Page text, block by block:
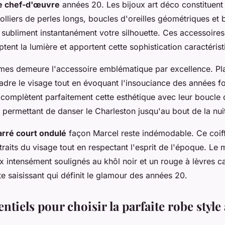
chef-d'œuvre années 20. Les bijoux art déco
de perles longs, boucles d'oreilles géométriques et
instantanément votre silhouette. Ces
la lumière et apportent cette sophistication
demeure l'accessoire emblématique par excellence.
le visage tout en évoquant l'insouciance des années
parfaitement cette esthétique avec leur boucle
de danser le Charleston jusqu'au bout de la
court ondulé façon Marcel reste indémodable. Ce
du visage tout en respectant l'esprit de l'époque. Le
intensément soulignés au khôl noir et un rouge à lèvres
saisissant qui définit le glamour des années 20.
pour choisir la parfaite robe style